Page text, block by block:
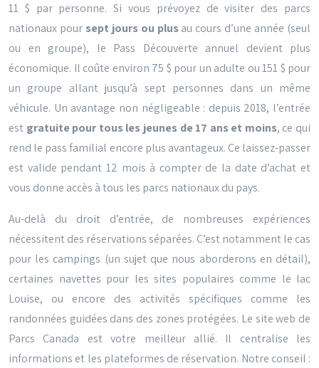
11 $ par personne. Si vous prévoyez de visiter des parcs
nationaux pour sept jours ou plusau cours d’une année (seul
ou en groupe), le Pass Découverte annuel devient plus
économique. Il coûte environ 75 $ pour un adulte ou 151 $ pour
un groupe allant jusqu’à sept personnes dans un même
véhicule. Un avantage non négligeable : depuis 2018, l’entrée
est gratuite pour tous les jeunes de 17 ans et moins, ce qui
rend le pass familial encore plus avantageux. Ce laissez-passer
est valide pendant 12 mois à compter de la date d’achat et
vous donne accès à tous les parcs nationaux du pays.
Au-delà du droit d’entrée, de nombreuses expériences
nécessitent des réservations séparées. C’est notamment le cas
pour les campings (un sujet que nous aborderons en détail),
certaines navettes pour les sites populaires comme le lac
Louise, ou encore des activités spécifiques comme les
randonnées guidées dans des zones protégées. Le site web de
Parcs Canada est votre meilleur allié. Il centralise les
informations et les plateformes de réservation. Notre conseil :